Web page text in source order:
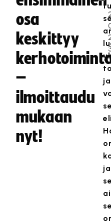
osa
keskittyy
–
ilmoittaudu
mukaan
nyt!
.
ja
ja